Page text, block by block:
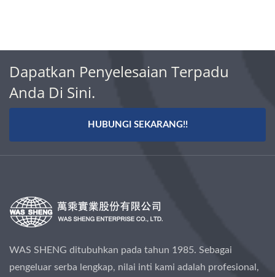
Dapatkan Penyelesaian Terpadu
Anda Di Sini.
HUBUNGI SEKARANG!!
WAS SHENG ditubuhkan pada tahun 1985. Sebagai
pengeluar serba lengkap, nilai inti kami adalah profesional,